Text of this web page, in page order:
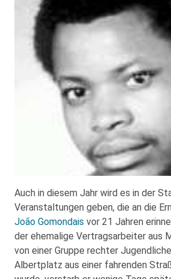
Auch in diesem Jahr wird es in der
Veranstaltungen geben, die an die
João Gomondais vor 21 Jahren
der ehemalige Vertragsarbeiter aus
von einer Gruppe rechter
Albertplatz aus einer fahrenden